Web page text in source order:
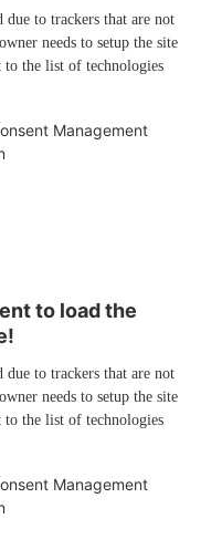
to trackers that are not
needs to setup the site
the list of technologies
Management
to load the
to trackers that are not
needs to setup the site
the list of technologies
Management